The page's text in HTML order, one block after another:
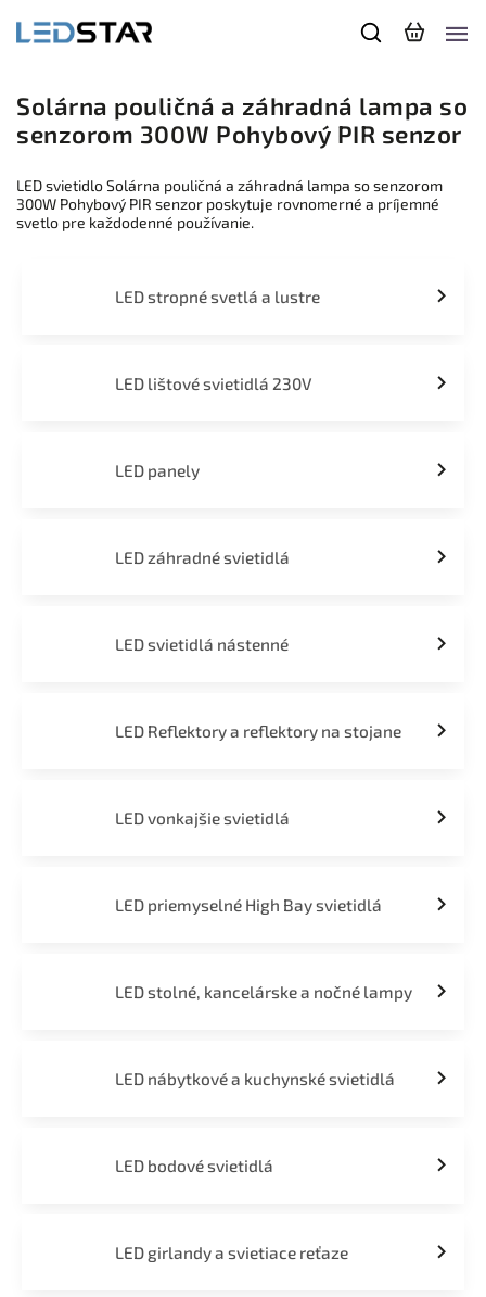
Solárna pouličná a záhradná lampa so
senzorom 300W Pohybový PIR senzor
LED svietidlo Solárna pouličná a záhradná lampa so senzorom
300W Pohybový PIR senzor poskytuje rovnomerné a príjemné
svetlo pre každodenné používanie.
LED stropné svetlá a lustre
LED lištové svietidlá 230V
LED panely
LED záhradné svietidlá
LED svietidlá nástenné
LED Reflektory a reflektory na stojane
LED vonkajšie svietidlá
LED priemyselné High Bay svietidlá
LED stolné, kancelárske a nočné lampy
LED nábytkové a kuchynské svietidlá
LED bodové svietidlá
LED girlandy a svietiace reťaze